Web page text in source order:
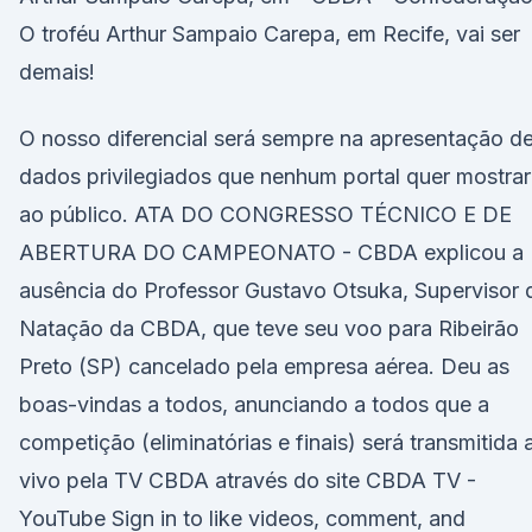
O troféu Arthur Sampaio Carepa, em Recife, vai ser
demais!
O nosso diferencial será sempre na apresentação
dados privilegiados que nenhum portal quer mostrar
ao público. ATA DO CONGRESSO TÉCNICO E DE
ABERTURA DO CAMPEONATO - CBDA explicou a
ausência do Professor Gustavo Otsuka, Supervisor
Natação da CBDA, que teve seu voo para Ribeirão
Preto (SP) cancelado pela empresa aérea. Deu as
boas-vindas a todos, anunciando a todos que a
competição (eliminatórias e finais) será transmitida
vivo pela TV CBDA através do site CBDA TV -
YouTube Sign in to like videos, comment, and